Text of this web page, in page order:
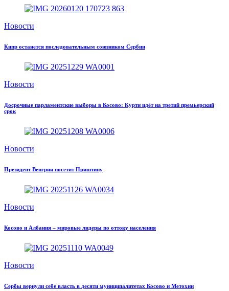
Новости
Кипр останется последовательным союзником Сербии
Новости
Досрочные парламентские выборы в Косово: Курти идёт на третий премьерский
срок
Новости
Президент Венгрии посетит Приштину
Новости
Косово и Албания – мировые лидеры по оттоку населения
Новости
Сербы вернули себе власть в десяти муниципалитетах Косово и Метохии